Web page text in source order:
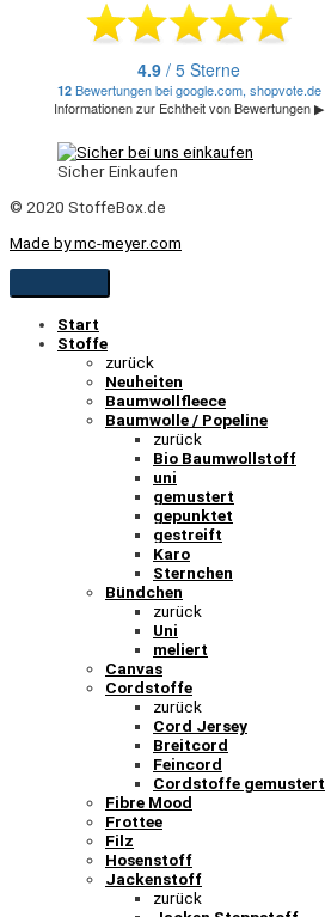
Sicher Einkaufen
© 2020 StoffeBox.de
Made by mc-meyer.com
Start
Stoffe
zurück
Neuheiten
Baumwollfleece
Baumwolle / Popeline
zurück
Bio Baumwollstoff
uni
gemustert
gepunktet
gestreift
Karo
Sternchen
Bündchen
zurück
Uni
meliert
Canvas
Cordstoffe
zurück
Cord Jersey
Breitcord
Feincord
Cordstoffe gemustert
Fibre Mood
Frottee
Filz
Hosenstoff
Jackenstoff
zurück